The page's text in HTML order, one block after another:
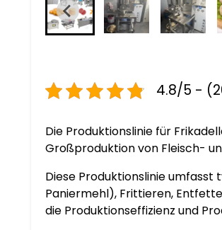
4.8/5 -
Die Produktionslinie für
Großproduktion von Fleisch-
Diese Produktionslinie umfasst
Paniermehl), Frittieren,
die Produktionseffizienz und